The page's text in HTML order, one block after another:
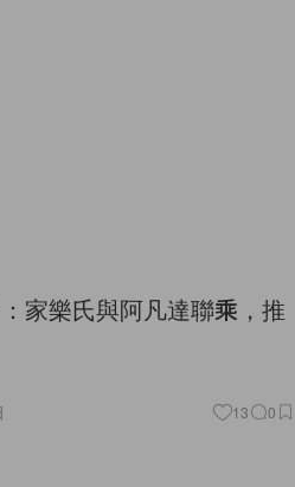
家樂氏與阿凡達聯乘，推
13 0